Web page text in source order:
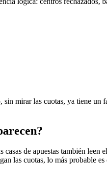
mirar las cuotas, ya tiene
de apuestas también
las cuotas, lo más